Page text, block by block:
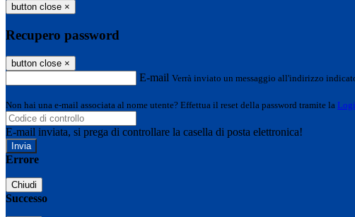
button close ×
Recupero password
button close ×
E-mail Verrà inviato un messaggio all'indirizzo
Non hai una e-mail associata al nome utente? Effettua il reset della password tramite la
E-mail inviata, si prega di controllare la casella di posta elettronica!
Errore
Chiudi
Successo